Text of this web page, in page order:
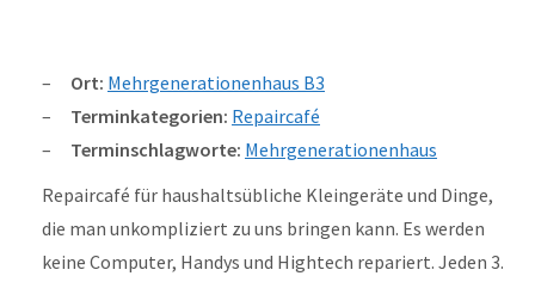
Ort: Mehrgenerationenhaus B3
Terminkategorien: Repaircafé
Terminschlagworte: Mehrgenerationenhaus
Repaircafé für haushaltsübliche Kleingeräte und Dinge,
die man unkompliziert zu uns bringen kann. Es werden
keine Computer, Handys und Hightech repariert. Jeden 3.